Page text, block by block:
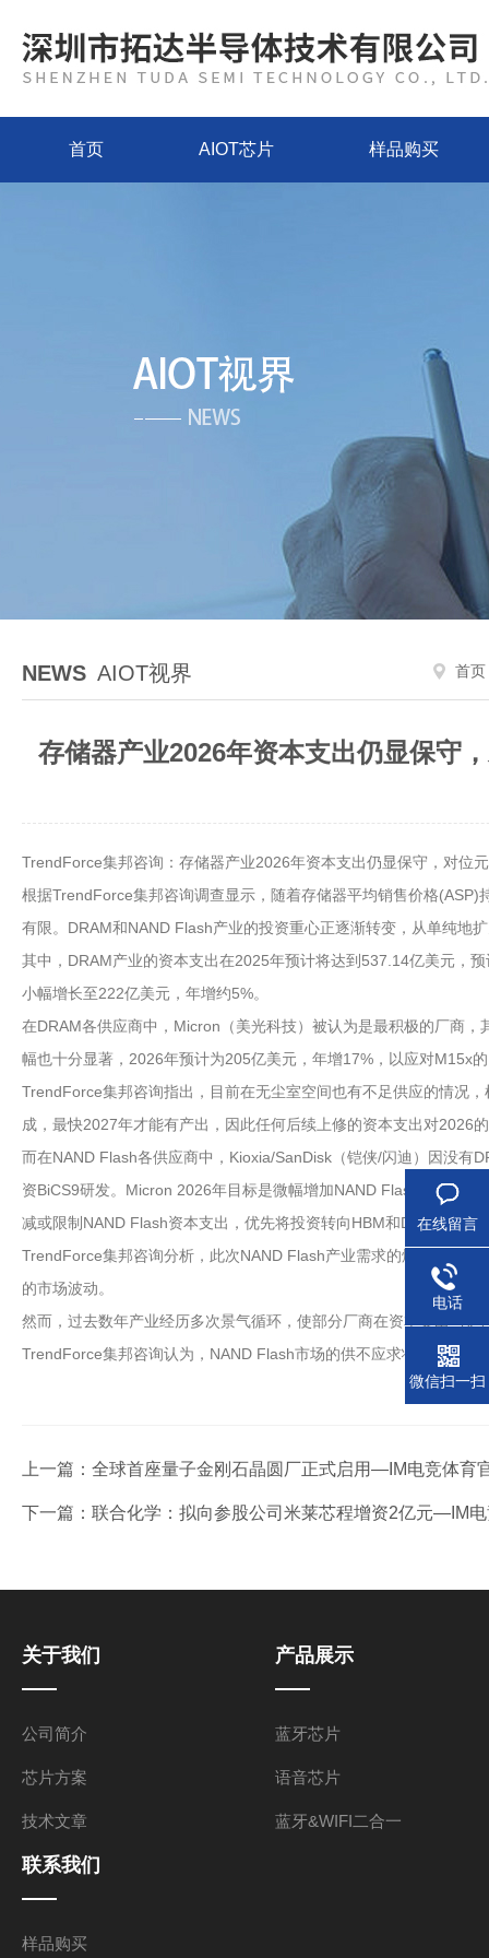
首页 AIOT芯片 样品购买
NEWS AIOT视界 首页
存储器产业2026年资本支出仍显保守
TrendForce集邦咨询：存储器产业2026年资本支出仍显保守，对位
根据TrendForce集邦咨询调查显示，随着存储器平均销售价格
有限。DRAM和NAND Flash产业的投资重心正逐渐转变，从单纯地
其中，DRAM产业的资本支出在2025年预计将达到537.14亿美元，
小幅增长至222亿美元，年增约5%。
在DRAM各供应商中，Micron（美光科技）被认为是最积极的厂商
幅也十分显著，2026年预计为205亿美元，年增17%，以应对M15x
TrendForce集邦咨询指出，目前在无尘室空间也有不足供应的情况
成，最快2027年才能有产出，因此任何后续上修的资本支出对2026
而在NAND Flash各供应商中，Kioxia/SanDisk（铠侠/闪迪）因没有
资BiCS9研发。Micron 2026年目标是微幅增加NAND Flash产能并
减或限制NAND Flash资本支出，优先将投资转向HBM和DRAM领域
TrendForce集邦咨询分析，此次NAND Flash产业需求的爆发，主
的市场波动。
然而，过去数年产业经历多次景气循环，使部分厂商在资本支出与
TrendForce集邦咨询认为，NAND Flash市场的供不应求状态预计将
上一篇： 全球首座量子金刚石晶圆厂正式启用—IM电竞体育
下一篇： 联合化学：拟向参股公司米莱芯程增资2亿元—IM
关于我们
公司简介
芯片方案
技术文章
产品展示
蓝牙芯片
语音芯片
蓝牙&WIFI二合一
联系我们
样品购买
在线留言
电话
微信扫一扫